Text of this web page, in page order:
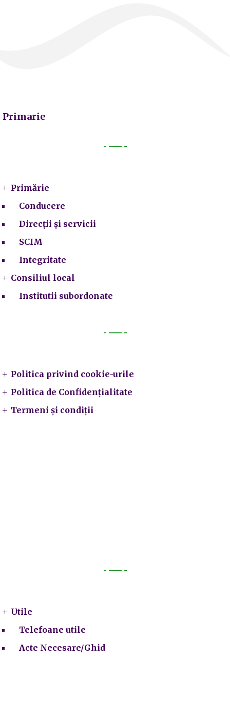
Primarie
Primărie
Conducere
Direcții și servicii
SCIM
Integritate
Consiliul local
Institutii subordonate
Politica privind cookie-urile
Politica de Confidențialitate
Termeni și condiții
Utile
Telefoane utile
Acte Necesare/Ghid